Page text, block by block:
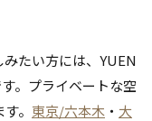
たい方には、YUEN
。プライベートな空
。 東京/六本木 ・ 大